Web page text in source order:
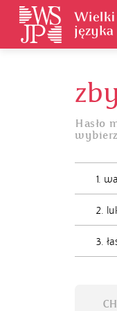
Hasło
1.
2.
3.